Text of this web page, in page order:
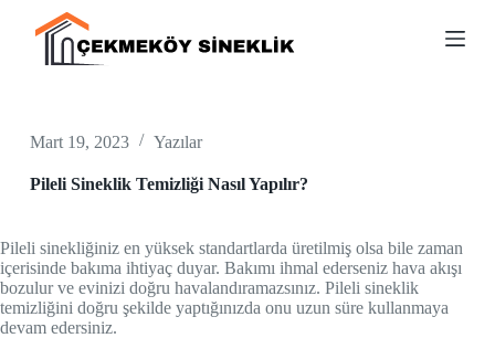
n
n
t
Mart 19, 2023 Yazılar
Pileli Sineklik Temizliği Nasıl Yapılır?
Pileli sinekliğiniz en yüksek standartlarda üretilmiş olsa bile zaman
içerisinde bakıma ihtiyaç duyar. Bakımı ihmal ederseniz hava akışı
bozulur ve evinizi doğru havalandıramazsınız. Pileli sineklik
temizliğini doğru şekilde yaptığınızda onu uzun süre kullanmaya
devam edersiniz.